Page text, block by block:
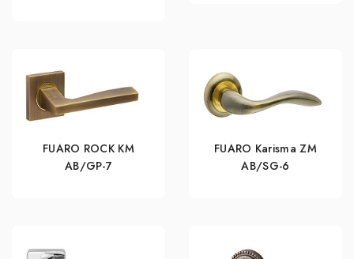
FUARO ROCK KM
AB/GP-7
FUARO Karisma ZM
AB/SG-6